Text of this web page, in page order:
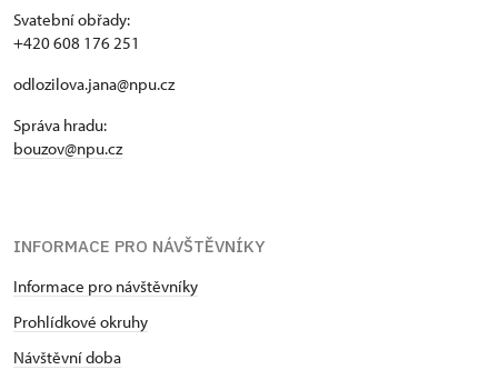
Svatební obřady:
+420 608 176 251
odlozilova.jana@npu.cz
Správa hradu:
bouzov@npu.cz
INFORMACE PRO NÁVŠTĚVNÍKY
Informace pro návštěvníky
Prohlídkové okruhy
Návštěvní doba